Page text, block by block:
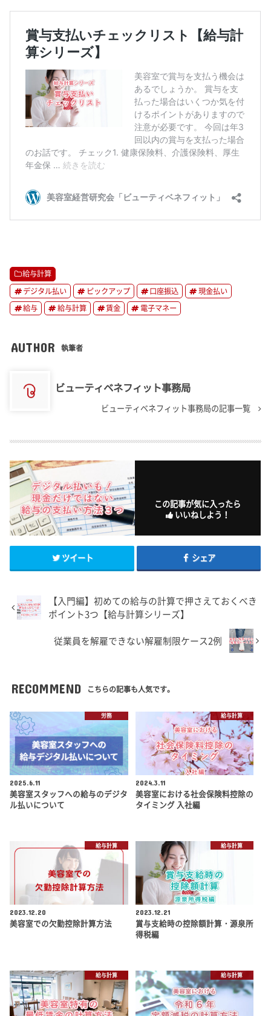
給与計算
デジタル払い
ピックアップ 口座振込
現金払い
給与
給与計算 賃金 電子マネー
AUTHOR 執筆者
ビューティベネフィット事務局
ビューティベネフィット事務局の記事一覧
この記事が気に入ったら
いいねしよう！
ツイート シェア
【入門編】初めての給与の計算で押さえておくべき
ポイント3つ【給与計算シリーズ】
従業員を解雇できない解雇制限ケース2例
RECOMMEND こちらの記事も人気です。
労務
2025.6.11
美容室スタッフへの給与のデジタ
ル払いについて
給与計算
2024.3.11
美容室における社会保険料控除の
タイミング 入社編
給与計算
2023.12.20
美容室での欠勤控除計算方法
給与計算
2023.12.21
賞与支給時の控除額計算・源泉所
得税編
給与計算 給与計算